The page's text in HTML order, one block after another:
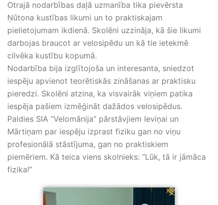
Otrajā nodarbības daļā uzmanība tika pievērsta
Ņūtona kustības likumi un to praktiskajam
pielietojumam ikdienā. Skolēni uzzināja, kā šie likumi
darbojas braucot ar velosipēdu un kā tie ietekmē
cilvēka kustību kopumā.
Nodarbība bija izglītojoša un interesanta, sniedzot
iespēju apvienot teorētiskās zināšanas ar praktisku
pieredzi. Skolēni atzina, ka visvairāk viņiem patika
iespēja pašiem izmēģināt dažādos velosipēdus.
Paldies SIA “Velomānija” pārstāvjiem Ieviņai un
Mārtiņam par iespēju izprast fiziku gan no viņu
profesionālā stāstījuma, gan no praktiskiem
piemēriem. Kā teica viens skolnieks: “Lūk, tā ir jāmāca
fizika!”